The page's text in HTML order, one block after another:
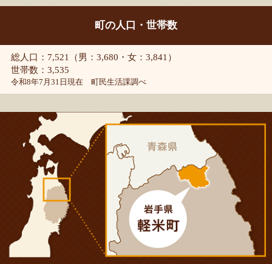
町の人口・世帯数
総人口：7,521（男：3,680・女：3,841）
世帯数：3,535
令和8年7月31日現在 町民生活課調べ